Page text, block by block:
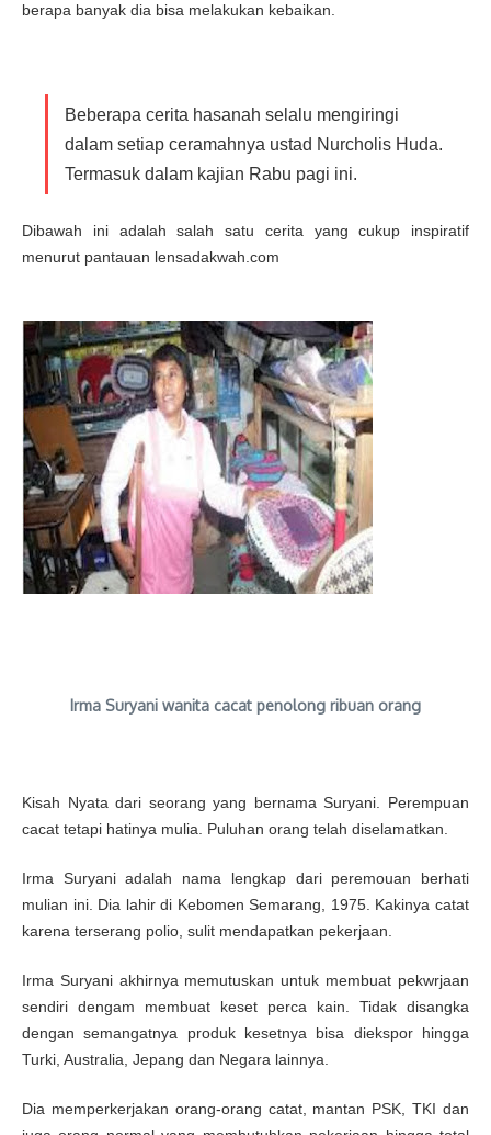
berapa banyak dia bisa melakukan kebaikan.
Beberapa cerita hasanah selalu mengiringi
dalam setiap ceramahnya ustad Nurcholis Huda.
Termasuk dalam kajian Rabu pagi ini.
Dibawah ini adalah salah satu cerita yang cukup inspiratif
menurut pantauan lensadakwah.com
Irma Suryani wanita cacat penolong ribuan orang
Kisah Nyata dari seorang yang bernama Suryani. Perempuan
cacat tetapi hatinya mulia. Puluhan orang telah diselamatkan.
Irma Suryani adalah nama lengkap dari peremouan berhati
mulian ini. Dia lahir di Kebomen Semarang, 1975. Kakinya catat
karena terserang polio, sulit mendapatkan pekerjaan.
Irma Suryani akhirnya memutuskan untuk membuat pekwrjaan
sendiri dengam membuat keset perca kain. Tidak disangka
dengan semangatnya produk kesetnya bisa diekspor hingga
Turki, Australia, Jepang dan Negara lainnya.
Dia memperkerjakan orang-orang catat, mantan PSK, TKI dan